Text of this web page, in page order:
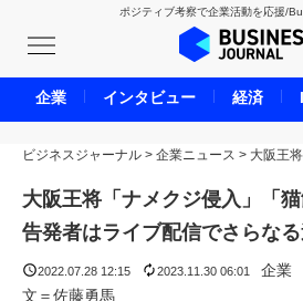
ポジティブ考察で企業活動を応援/
BUSINESS
UNICORN
CARBON
IVS JOURNAL
ENERGY
ビジネスジャーナル > 企業ニュース > 大阪王
大阪王将「ナメクジ侵入」「
告発者はライブ配信でさらな
2022.07.28 12:15 2023.11.30 06:01
企業
文＝佐藤勇馬
企業 インタビュー 経済